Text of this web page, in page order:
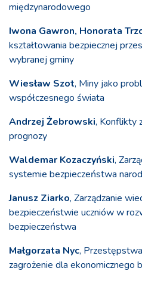
międzynarodowego
Iwona Gawron, Honorata
kształtowania bezpiecznej
wybranej gminy
Wiesław Szot, Miny jako
współczesnego świata
Andrzej Żebrowski, Konflikty
prognozy
Waldemar Kozaczyński,
systemie bezpieczeństwa
Janusz Ziarko, Zarządzanie
bezpieczeństwie uczniów w
bezpieczeństwa
Małgorzata Nyc,
zagrożenie dla ekonomicznego